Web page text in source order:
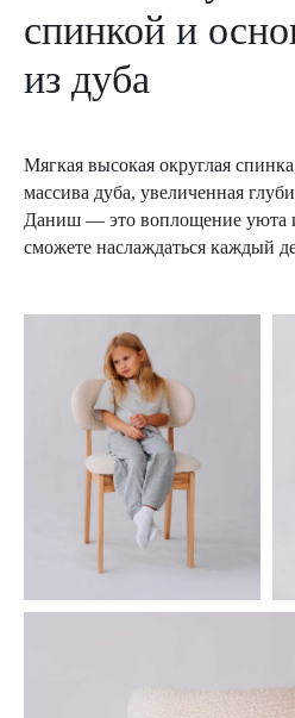
спинкой и
из дуба
Мягкая высокая округлая
массива дуба, увеличенная
Даниш — это воплощение уюта
сможете наслаждаться каждый